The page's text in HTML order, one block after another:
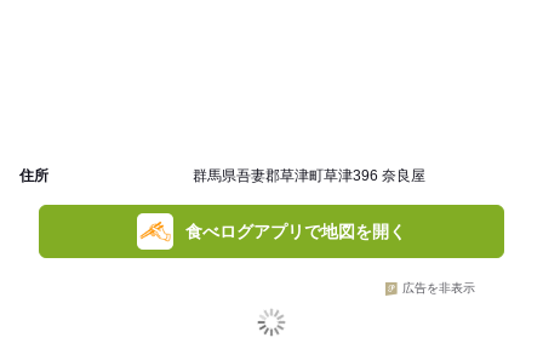
住所 群馬県吾妻郡草津町草津396 奈良屋
食べログアプリで地図を開く
広告を非表示